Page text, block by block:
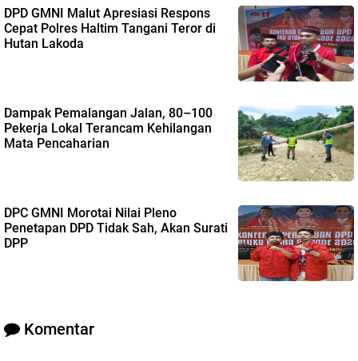
DPD GMNI Malut Apresiasi Respons
Cepat Polres Haltim Tangani Teror di
Hutan Lakoda
Dampak Pemalangan Jalan, 80–100
Pekerja Lokal Terancam Kehilangan
Mata Pencaharian
DPC GMNI Morotai Nilai Pleno
Penetapan DPD Tidak Sah, Akan Surati
DPP
Komentar